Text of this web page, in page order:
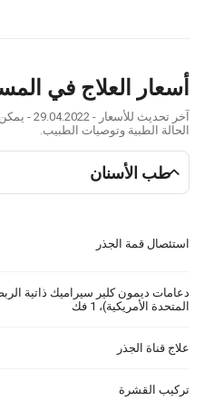
أسعار العلاج في
آخر تحديث
الحالة الطبية وتوصيات الطبيب.
طب الأسنان
استئصال قمة الجذر
دعامات ديمون كلير سيراميك ذاتية
المتحدة الأمريكية)، 1 فك
علاج قناة الجذر
تركيب القشرة